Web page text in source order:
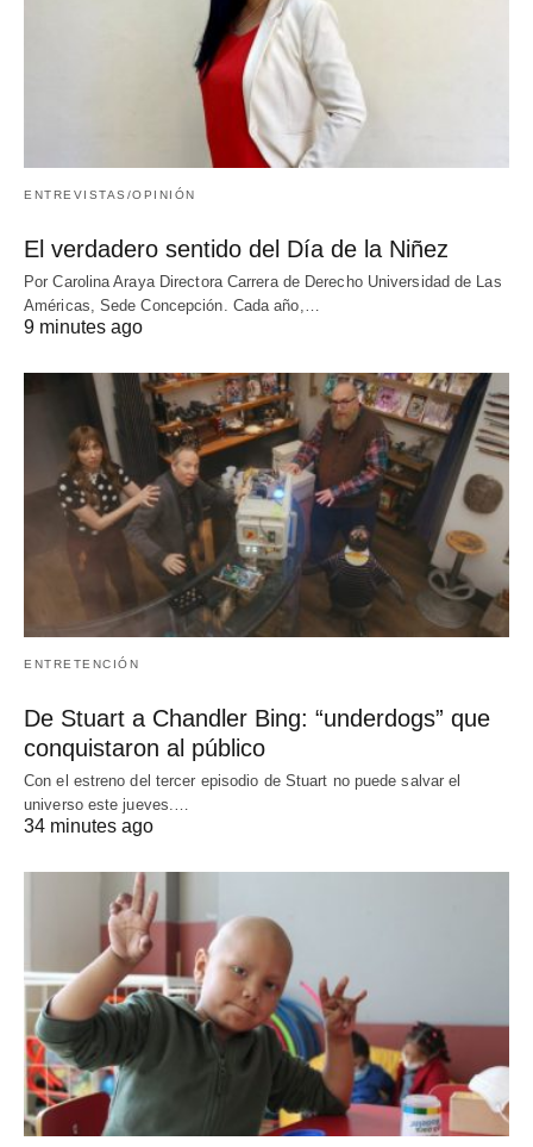
ENTREVISTAS/OPINIÓN
El verdadero sentido del Día de la Niñez
Por Carolina Araya Directora Carrera de Derecho Universidad de Las
Américas, Sede Concepción. Cada año,…
9 minutes ago
ENTRETENCIÓN
De Stuart a Chandler Bing: “underdogs” que
conquistaron al público
Con el estreno del tercer episodio de Stuart no puede salvar el
universo este jueves.…
34 minutes ago